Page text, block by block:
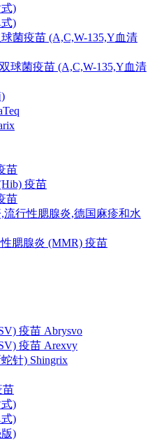
)
)
菌疫苗 (A,C,W-135,Y血清
球菌疫苗 (A,C,W-135,Y血清
苗
疫苗
苗
流行性腮腺炎,德国麻疹和水
腮腺炎 (MMR) 疫苗
疫苗 Abrysvo
疫苗 Arexvy
针) Shingrix
苗
)
)
)